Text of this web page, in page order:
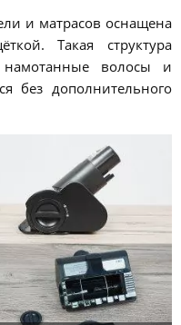
и матрасов оснащена
Такая структура
намотанные волосы и
без дополнительного